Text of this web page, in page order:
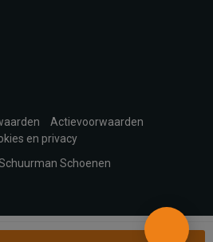
Actievoorwaarden
en privacy
Schoenen